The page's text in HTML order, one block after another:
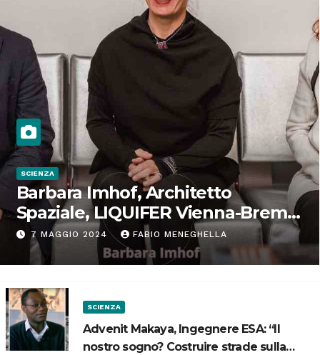
SCIENZA
Barbara Imhof, Architetto
Spaziale, LIQUIFER Vienna-Brema:
“Progettiamo habitat per lo
Spazio”
7 MAGGIO 2024 FABIO MENEGHELLA
SCIENZA
Advenit Makaya, Ingegnere ESA: “Il
nostro sogno? Costruire strade sulla